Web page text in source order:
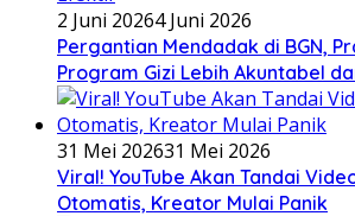
2 Juni 20264 Juni 2026
Pergantian Mendadak di BGN,
Program Gizi Lebih Akuntabel
31 Mei 202631 Mei 2026
Viral! YouTube Akan Tandai
Otomatis, Kreator Mulai Panik